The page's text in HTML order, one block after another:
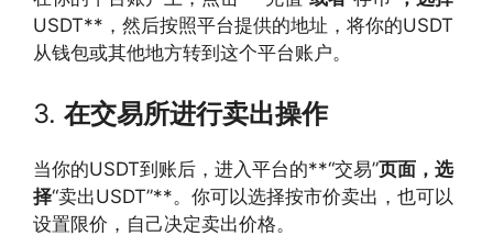
USDT**，然后按照平台提供的地址，将你的USDT
从钱包或其他地方转到这个平台账户。
3. 在交易所进行卖出操作
当你的USDT到账后，进入平台的**“交易”页面，选
择“卖出USDT”**。你可以选择按市价卖出，也可以
设置限价，自己决定卖出价格。